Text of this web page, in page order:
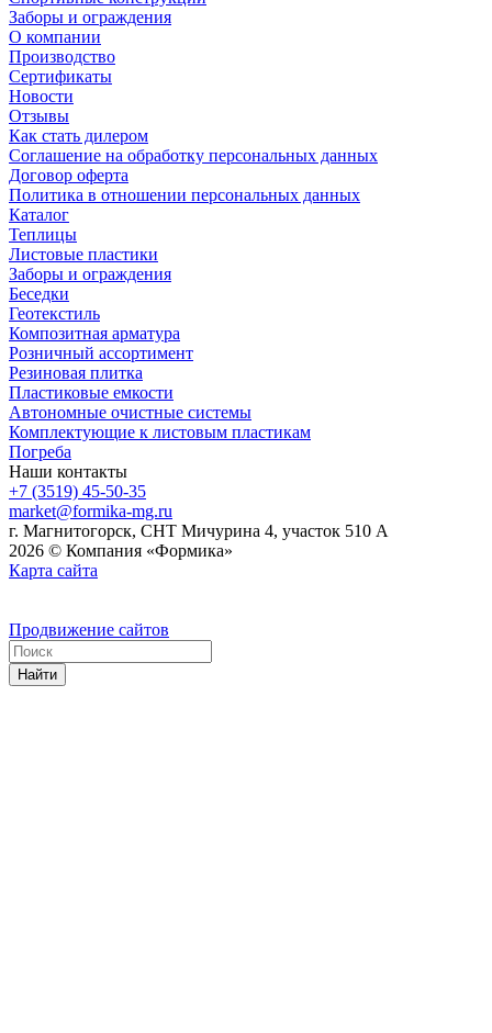
Заборы и ограждения
О компании
Производство
Сертификаты
Новости
Отзывы
Как стать дилером
Соглашение на обработку персональных данных
Договор оферта
Политика в отношении персональных данных
Каталог
Теплицы
Листовые пластики
Заборы и ограждения
Беседки
Геотекстиль
Композитная арматура
Розничный ассортимент
Резиновая плитка
Пластиковые емкости
Автономные очистные системы
Комплектующие к листовым пластикам
Погреба
Наши контакты
+7 (3519) 45-50-35
market@formika-mg.ru
г. Магнитогорск, СНТ Мичурина 4, участок 510 А
2026 © Компания «Формика»
Карта сайта
Продвижение сайтов
Найти